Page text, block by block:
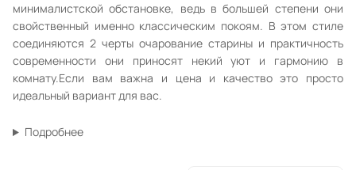
минималистской обстановке, ведь в большей степени они
свойственный именно классическим покоям. В этом стиле
соединяются 2 черты очарование старины и практичность
современности они приносят некий уют и гармонию в
комнату.Если вам важна и цена и качество это просто
идеальный вариант для вас.
Подробнее